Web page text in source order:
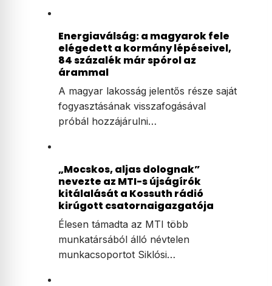
Energiaválság: a magyarok fele
elégedett a kormány lépéseivel,
84 százalék már spórol az
árammal
A magyar lakosság jelentős része saját
fogyasztásának visszafogásával
próbál hozzájárulni…
„Mocskos, aljas dolognak”
nevezte az MTI-s újságírók
kitálalását a Kossuth rádió
kirúgott csatornaigazgatója
Élesen támadta az MTI több
munkatársából álló névtelen
munkacsoportot Siklósi…